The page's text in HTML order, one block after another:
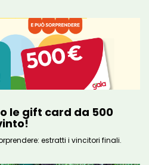
le gift card da 500
estratti i vincitori finali.